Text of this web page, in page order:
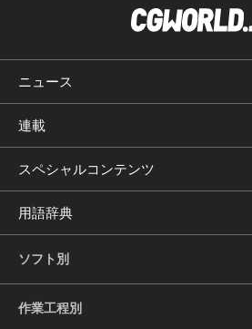
ニュース
連載
スペシャルコンテンツ
用語辞典
ソフト別
作業工程別